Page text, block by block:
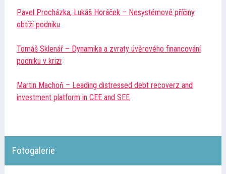
Prezentace
Fotogalerie
Informace
Přednášející
Pavel Procházka, Lukáš Horáček – Nesystémové příčiny
obtíží podniku
Tomáš Sklenář – Dynamika a zvraty úvěrového financování
podniku v krizi
Martin Machoň – Leading distressed debt recoverz and
investment platform in CEE and SEE
Fotogalerie